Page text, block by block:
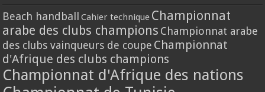
Beach handball Cahier technique Championnat
arabe des clubs champions Championnat arabe
des clubs vainqueurs de coupe Championnat
d'Afrique des clubs champions
Championnat d'Afrique des nations